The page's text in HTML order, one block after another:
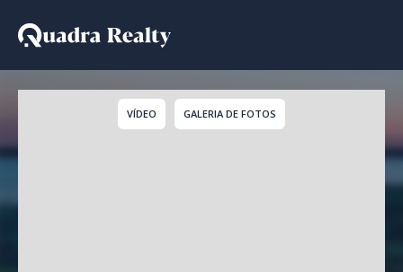
Casa De Condomínio a
VÍDEO GALERIA DE FOTOS